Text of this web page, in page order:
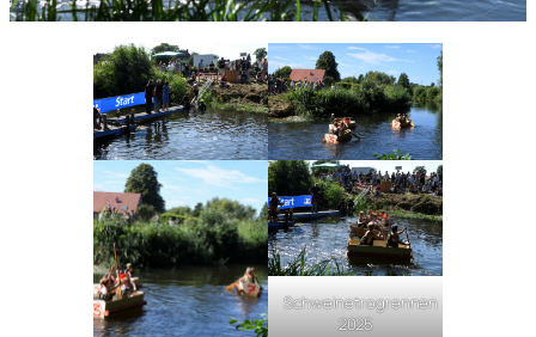
Schweinetrogrennen
2025